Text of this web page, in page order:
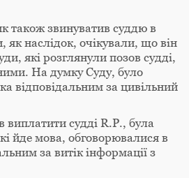
також звинуватив суддю в
як наслідок, очікували, що він
які розглянули позов судді,
На думку Суду, було
відповідальним за цивільний
судді R.P., була
йде мова, обговорювалися в
за витік інформації з